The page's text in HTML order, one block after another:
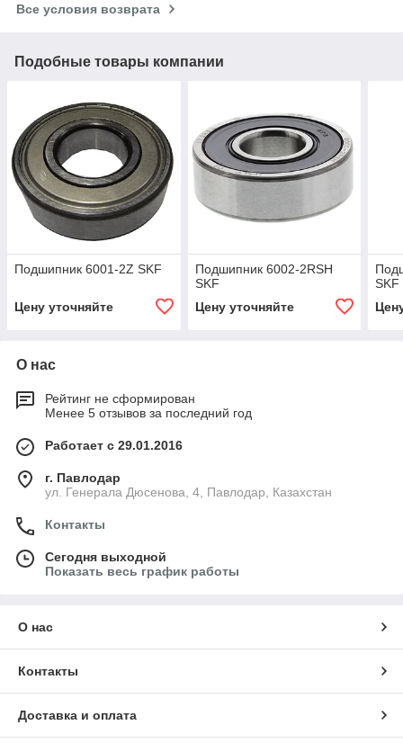
Все условия возврата
Подобные товары компании
Подшипник 6001-2Z SKF
Цену уточняйте
Подшипник 6002-2RSH
SKF
Цену уточняйте
SKF
О нас
Рейтинг не сформирован
Менее 5 отзывов за последний год
Работает с 29.01.2016
г. Павлодар
ул. Генерала Дюсенова, 4, Павлодар, Казахстан
Контакты
Сегодня выходной
Показать весь график работы
О нас
Контакты
Доставка и оплата